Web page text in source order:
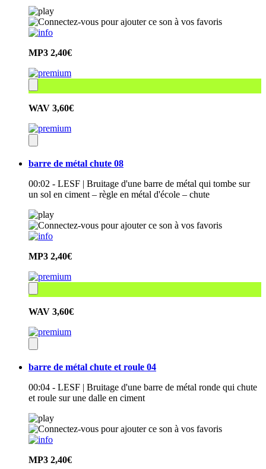
MP3 2,40€
WAV 3,60€
barre de métal chute 08
00:02 - LESF | Bruitage d'une barre de métal qui tombe sur
un sol en ciment – règle en métal d'école – chute
MP3 2,40€
WAV 3,60€
barre de métal chute et roule 04
00:04 - LESF | Bruitage d'une barre de métal ronde qui chute
et roule sur une dalle en ciment
MP3 2,40€